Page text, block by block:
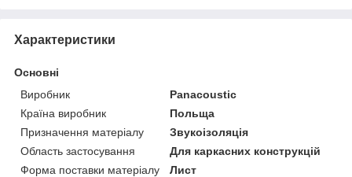
Характеристики
Основні
Виробник
Panacoustic
Країна виробник
Польща
Призначення матеріалу
Звукоізоляція
Область застосування
Для каркасних конструкцій
Форма поставки матеріалу
Лист